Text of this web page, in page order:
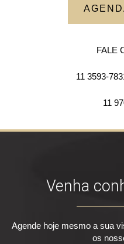
FALE
11 3593-
11
Venha
Agende hoje mesmo a sua
os